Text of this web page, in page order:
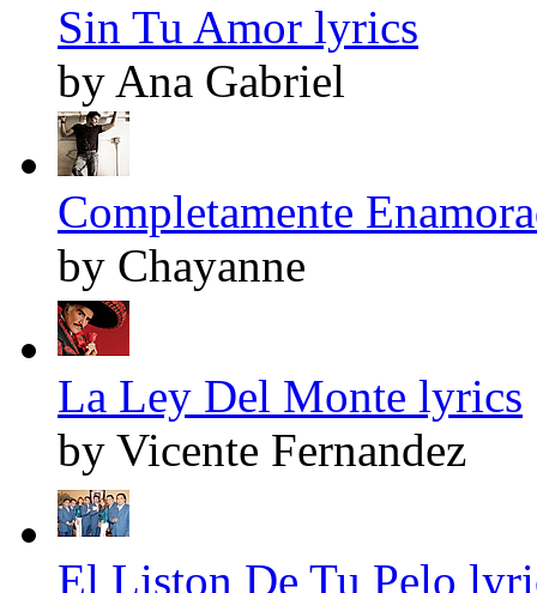
Sin Tu Amor lyrics
by Ana Gabriel
Completamente
by Chayanne
La Ley Del Monte lyrics
by Vicente Fernandez
El Liston De Tu Pelo